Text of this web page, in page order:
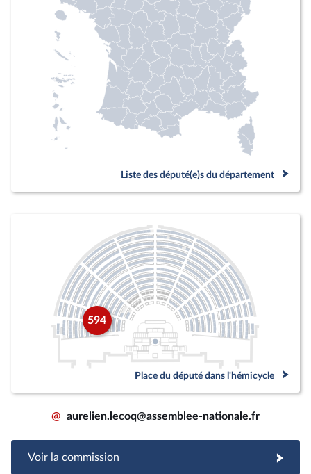
Liste des député(e)s du département
594
Place du député dans l'hémicycle
@ aurelien.lecoq@assemblee-nationale.fr
Voir la commission